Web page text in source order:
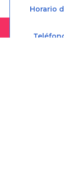
Horario